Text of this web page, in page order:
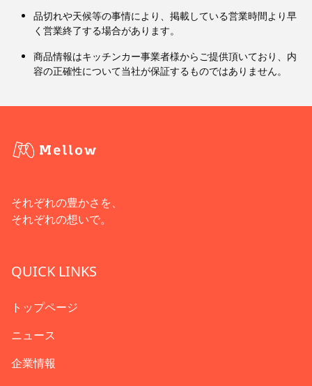
品切れや天候等の事情により、掲載している営業時間より早
く営業終了する場合があります。
商品情報はキッチンカー事業者様からご提供頂いており、内
容の正確性について当社が保証するものではありません。
それぞれの豊かさを、
それぞれの想いで。
QUICK LINKS
トップページ
ニュース
企業情報